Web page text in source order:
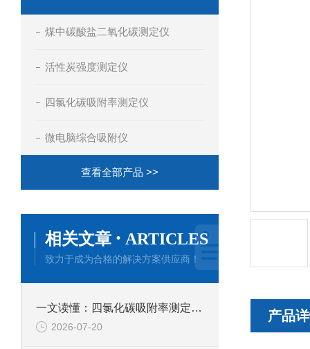
产品
煤中碳酸盐二氧化碳测定仪
活性炭强度测定仪
四氯化碳吸附率测定仪
微电脑综合吸附仪
查看全部产品 >>
相关文章 · ARTICLES
致力于成为合格的解决方案供应商！
一文读懂：四氯化碳吸附率测定仪的正确使用方法与避坑技巧
2026-07-20